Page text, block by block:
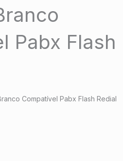
Pabx Flash
Compatível Pabx Flash Redial